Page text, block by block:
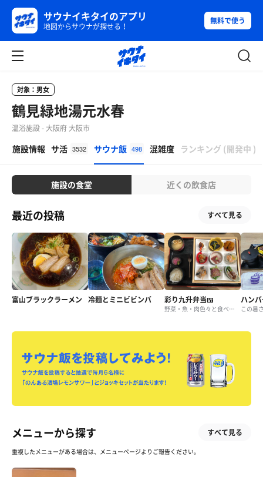
サウナイキタイのアプリ
地図からサウナが探せる！
無料で使う
対象：男女
鶴見緑地湯元水春
温浴施設 - 大阪府 大阪市
施設情報 サ活 3532 サウナ飯 498 混雑度 ランキング (開発中 )
施設の食堂 近くの飲食店
最近の投稿 すべて見る
富山ブラックラーメン 冷麺とミニビビンバ 彩り九升弁当🍱
野菜・魚・肉色々と食べられるので良いね♪
メニューから探す すべて見る
重複したメニューがある場合は、メニューページよりご報告ください。